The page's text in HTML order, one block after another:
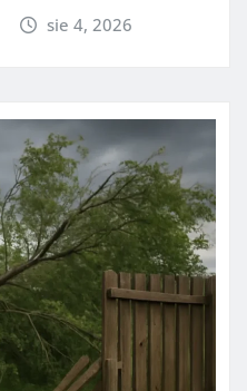
sie 4, 2026